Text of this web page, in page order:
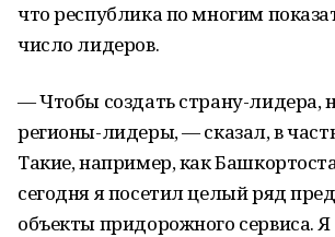
что республика по многим
число лидеров.
— Чтобы создать страну-лидера,
регионы-лидеры, — сказал, в
Такие, например, как
сегодня я посетил целый ряд
объекты придорожного сервиса. Я